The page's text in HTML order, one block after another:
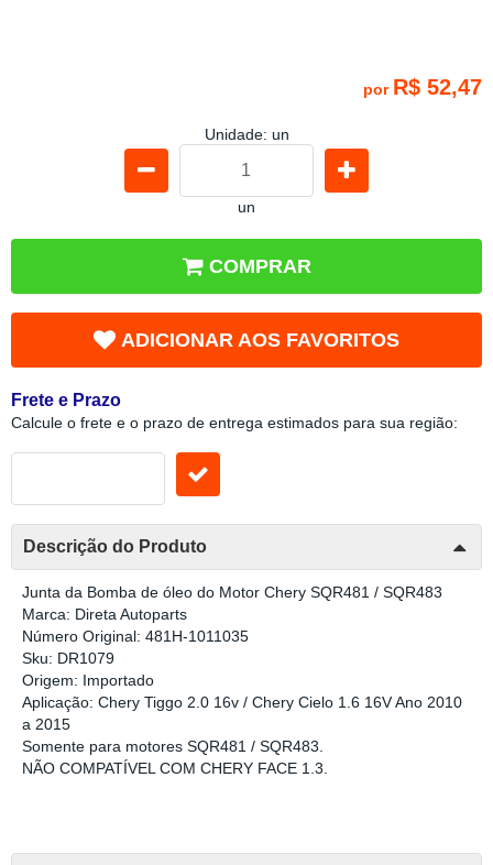
por R$ 52,47
Unidade: un
un
COMPRAR
ADICIONAR AOS FAVORITOS
Frete e Prazo
Calcule o frete e o prazo de entrega estimados para sua região:
Descrição do Produto
Junta da Bomba de óleo do Motor Chery SQR481 / SQR483
Marca: Direta Autoparts
Número Original: 481H-1011035
Sku: DR1079
Origem: Importado
Aplicação: Chery Tiggo 2.0 16v / Chery Cielo 1.6 16V Ano 2010
a 2015
Somente para motores SQR481 / SQR483.
NÃO COMPATÍVEL COM CHERY FACE 1.3.